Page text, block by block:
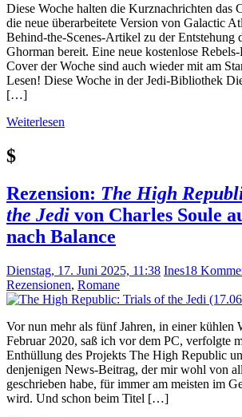
Diese Woche halten die Kurznachrichten das
die neue überarbeitete Version von Galactic
Behind-the-Scenes-Artikel zu der Entstehung
Ghorman bereit. Eine neue kostenlose
Cover der Woche sind auch wieder mit am
Lesen! Diese Woche in der Jedi-Bibliothek
[…]
Weiterlesen
$
Rezension: The High
the Jedi von Charles Soule
nach Balance
Dienstag, 17. Juni 2025, 11:38 Ines18
Rezensionen, Romane
Vor nun mehr als fünf Jahren, in einer kühlen
Februar 2020, saß ich vor dem PC, verfolgte
Enthüllung des Projekts The High Republic
denjenigen News-Beitrag, der mir wohl von
geschrieben habe, für immer am meisten im
wird. Und schon beim Titel […]